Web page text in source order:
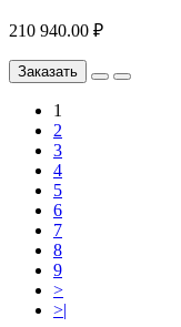
210 940.00 ₽
Заказать
1
2
3
4
5
6
7
8
9
>
>|